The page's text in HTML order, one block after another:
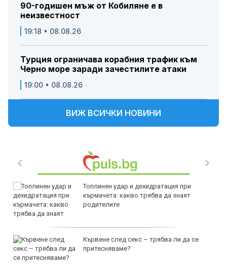
90-годишен мъж от Кобиляне е в
неизвестност
19:18 • 08.08.26
Турция ограничава корабния трафик към
Черно море заради зачестилите атаки
19:00 • 08.08.26
ВИЖ ВСИЧКИ НОВИНИ
Топлинен удар и дехидратация при
кърмачета: какво трябва да знаят
родителите
Кървене след секс – трябва ли да се
притесняваме?